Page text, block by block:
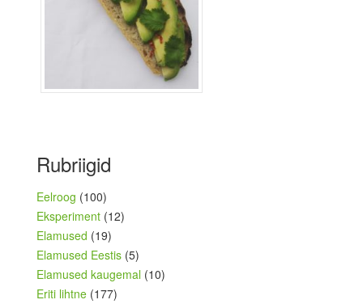
Rubriigid
Eelroog (100)
Eksperiment (12)
Elamused (19)
Elamused Eestis (5)
Elamused kaugemal (10)
Eriti lihtne (177)